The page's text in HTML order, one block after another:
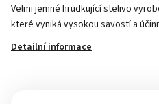
Velmi jemné hrudkující stelivo
které vyniká vysokou savostí a
Detailní informace